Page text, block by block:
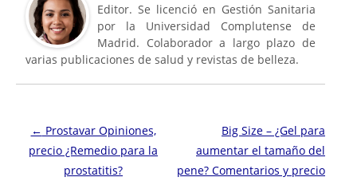
Editor. Se licenció en Gestión Sanitaria
por la Universidad Complutense de
Madrid. Colaborador a largo plazo de
varias publicaciones de salud y revistas de belleza.
Navegación de entradas
← Prostavar Opiniones,
precio ¿Remedio para la
prostatitis?
Big Size – ¿Gel para
aumentar el tamaño del
pene? Comentarios y precio